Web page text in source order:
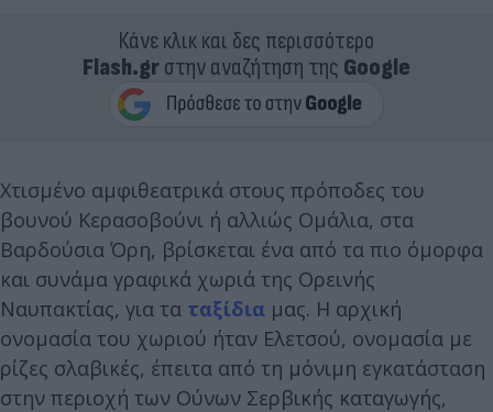
Κάνε κλικ και δες περισσότερο
Flash.grστην αναζήτηση της Google
Χτισμένο αμφιθεατρικά στους πρόποδες του
βουνού Κερασοβούνι ή αλλιώς Ομάλια, στα
Βαρδούσια Όρη, βρίσκεται ένα από τα πιο όμορφα
και συνάμα γραφικά χωριά της Ορεινής
Ναυπακτίας, για τα ταξίδια μας. Η αρχική
ονομασία του χωριού ήταν Ελετσού, ονομασία με
ρίζες σλαβικές, έπειτα από τη μόνιμη εγκατάσταση
στην περιοχή των Ούνων Σερβικής καταγωγής,